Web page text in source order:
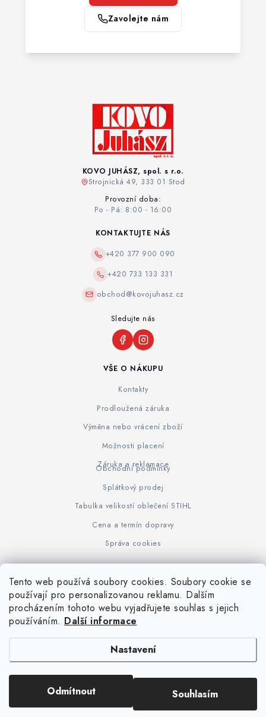
Tento web používá soubory cookies. Soubory cookie se
používají pro personalizovanou reklamu. Dalším
procházením tohoto webu vyjadřujete souhlas s jejich
používáním. Další informace
Nastavení
Odmítnout Souhlasím
Zavolejte nám
KOVO JUHÁSZ, spol. s r.o.
Strojnická 49, 333 01 Stod
Provozní doba:
Po - Pá: 8:00 - 16:00
VŠE O NÁKUPU
Kontakty
Prodloužená záruka
Výměna nebo vrácení zboží
Možnosti placení
Záruka a reklamace
Obchodní podmínky
Splátkový prodej
Tabulka velikostí oblečení STIHL
Cena a termín dopravy
Správa cookies
KONTAKTUJTE NÁS
+420 377 900 090
+420 733 133 331
obchod@kovojuhasz.cz
Sledujte nás
www.KOVOJUHASZ.cz Výrobce STIHL STIHL Timbersport
Vytvořil Shoptet
iPloty.cz - PLETIVA A NÁŘADÍ. Všechna práva vyhrazena.
Upravit nastavení cookies